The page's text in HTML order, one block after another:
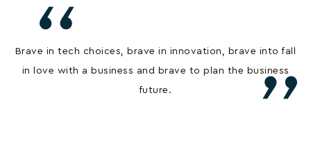
Brave in tech choices, brave in innovation, brave into fall
in love with a business and brave to plan the business
future.